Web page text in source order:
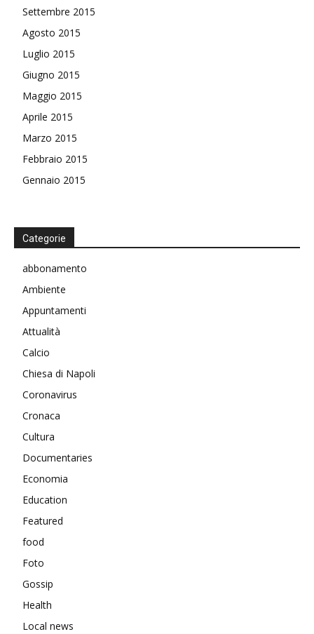
Settembre 2015
Agosto 2015
Luglio 2015
Giugno 2015
Maggio 2015
Aprile 2015
Marzo 2015
Febbraio 2015
Gennaio 2015
Categorie
abbonamento
Ambiente
Appuntamenti
Attualità
Calcio
Chiesa di Napoli
Coronavirus
Cronaca
Cultura
Documentaries
Economia
Education
Featured
food
Foto
Gossip
Health
Local news